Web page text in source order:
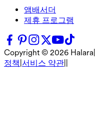
앰배서더
제휴 프로그램
Copyright © 2026 Halara
정책 서비스 약관